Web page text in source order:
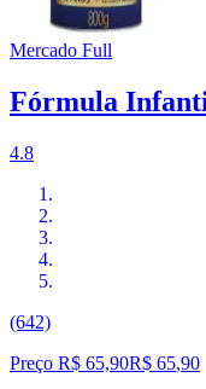
Mercado Full
Fórmula
4.8
(642)
Preço R$ 65,90R$ 65,90